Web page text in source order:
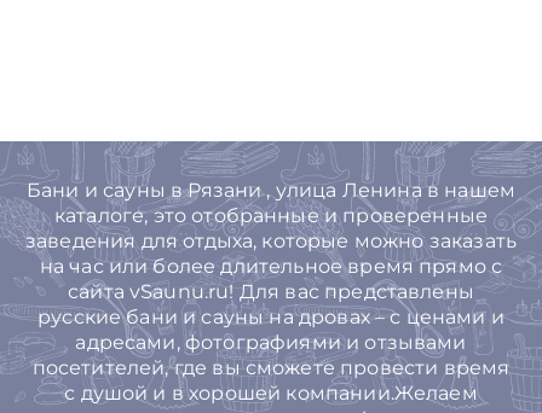
Бани и сауны в Рязани , улица Ленина в нашем
каталоге, это отобранные и проверенные
заведения для отдыха, которые можно заказать
на час или более длительное время прямо с
сайта vSaunu.ru! Для вас представлены
русские бани и сауны на дровах – с ценами и
адресами, фотографиями и отзывами
посетителей, где вы сможете провести время
с душой и в хорошей компании.Желаем